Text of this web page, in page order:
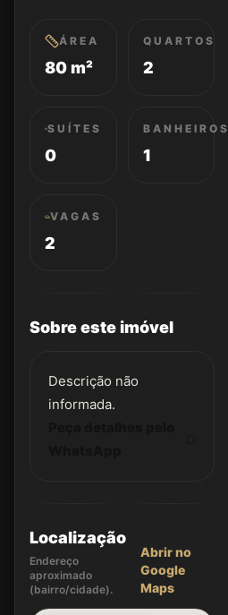
ÁREA
80 m²
QUARTOS
2
SUÍTES
0
BANHEIROS
1
VAGAS
2
Sobre este imóvel
Descrição não
informada.
Localização
Endereço
aproximado
(bairro/cidade).
Abrir no
Google
Maps